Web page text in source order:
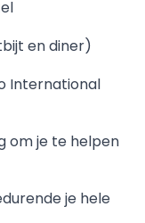
en diner)
International
om je te helpen
je hele